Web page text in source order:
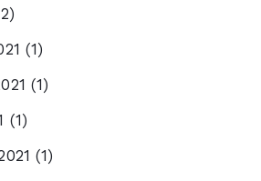
(1)
(1)
(1)
(1)